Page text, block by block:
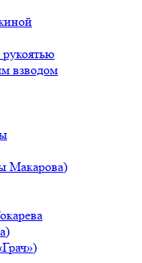
взводом
Макарова)